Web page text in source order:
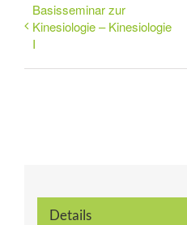
Basisseminar zur
Kinesiologie – Kinesiologie
I
Details